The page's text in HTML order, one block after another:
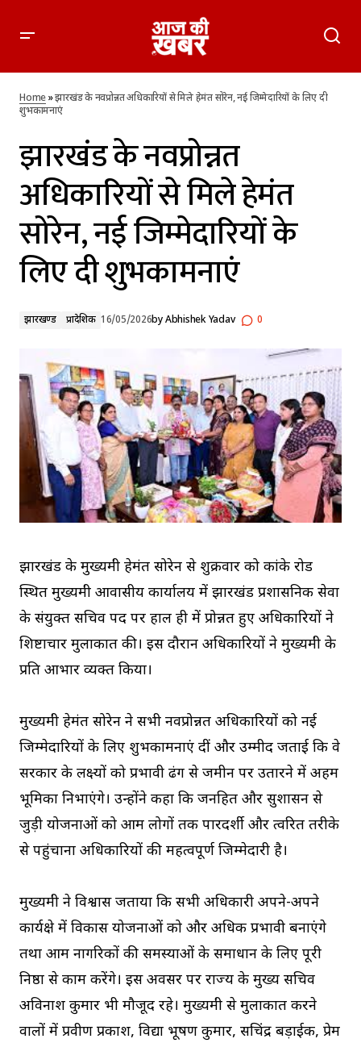
लिए दी शुभकामनाएं
Home»झारखंड के नवप्रोन्नत अधिकारियों से मिले हेमंत सोरेन, नई जिम्मेदारियों के लिए दी
शुभकामनाएं
झारखंड के नवप्रोन्नत
अधिकारियों से मिले हेमंत
सोरेन, नई जिम्मेदारियों के
लिए दी शुभकामनाएं
झारखण्ड प्रादेशिक 16/05/2026byAbhishek Yadav 0
झारखंड के मुख्यमंत्री हेमंत सोरेन से शुक्रवार को कांके रोड
स्थित मुख्यमंत्री आवासीय कार्यालय में झारखंड प्रशासनिक सेवा
के संयुक्त सचिव पद पर हाल ही में प्रोन्नत हुए अधिकारियों ने
शिष्टाचार मुलाकात की। इस दौरान अधिकारियों ने मुख्यमंत्री के
प्रति आभार व्यक्त किया।
मुख्यमंत्री हेमंत सोरेन ने सभी नवप्रोन्नत अधिकारियों को नई
जिम्मेदारियों के लिए शुभकामनाएं दीं और उम्मीद जताई कि वे
सरकार के लक्ष्यों को प्रभावी ढंग से जमीन पर उतारने में अहम
भूमिका निभाएंगे। उन्होंने कहा कि जनहित और सुशासन से
जुड़ी योजनाओं को आम लोगों तक पारदर्शी और त्वरित तरीके
से पहुंचाना अधिकारियों की महत्वपूर्ण जिम्मेदारी है।
मुख्यमंत्री ने विश्वास जताया कि सभी अधिकारी अपने-अपने
कार्यक्षेत्र में विकास योजनाओं को और अधिक प्रभावी बनाएंगे
तथा आम नागरिकों की समस्याओं के समाधान के लिए पूरी
निष्ठा से काम करेंगे। इस अवसर पर राज्य के मुख्य सचिव
अविनाश कुमार भी मौजूद रहे। मुख्यमंत्री से मुलाकात करने
वालों में प्रवीण प्रकाश, विद्या भूषण कुमार, सचिंद्र बड़ाईक, प्रेम